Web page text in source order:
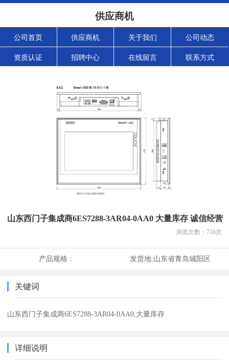
供应商机
公司首页 供应商机 关于我们 公司动态
资质认证 招聘中心 在线留言 联系方式
山东西门子集成商6ES7288-3AR04-0AA0 大量库存 诚信经营
浏览次数： 716次
产品规格： 发货地:山东省青岛城阳区
关键词
山东西门子集成商6ES7288-3AR04-0AA0,大量库存
详细说明